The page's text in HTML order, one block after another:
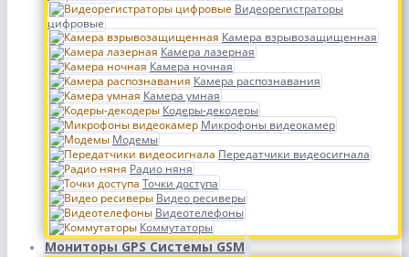
Видеорегистраторы
цифровые
Камера взрывозащищенная
Камера лазерная
Камера ночная
Камера распознавания
Камера умная
Кодеры-декодеры
Микрофоны видеокамер
Модемы
Передатчики видеосигнала
Радио няня
Точки доступа
Видео ресиверы
Видеотелефоны
Коммутаторы
Мониторы GPS Системы GSM